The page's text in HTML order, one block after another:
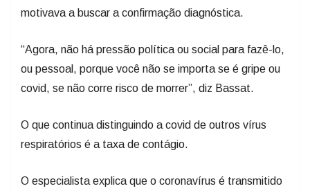
motivava a buscar a confirmação diagnóstica.
“Agora, não há pressão política ou social para fazê-lo,
ou pessoal, porque você não se importa se é gripe ou
covid, se não corre risco de morrer”, diz Bassat.
O que continua distinguindo a covid de outros vírus
respiratórios é a taxa de contágio.
O especialista explica que o coronavírus é transmitido